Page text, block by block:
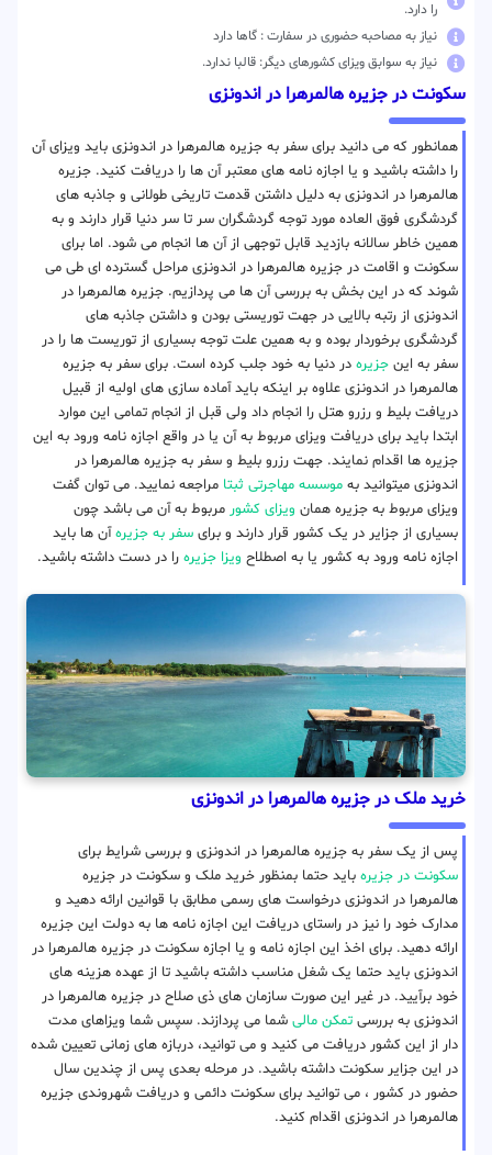
را دارد.
نیاز به مصاحبه حضوری در سفارت : گاها دارد
نیاز به سوابق ویزای کشورهای دیگر: قالبا ندارد.
سکونت در جزیره هالمرهرا در اندونزی
همانطور که می دانید برای سفر به جزیره هالمرهرا در اندونزی باید ویزای آن
را داشته باشید و یا اجازه نامه های معتبر آن ها را دریافت کنید. جزیره
هالمرهرا در اندونزی به دلیل داشتن قدمت تاریخی طولانی و جاذبه های
گردشگری فوق العاده مورد توجه گردشگران سر تا سر دنیا قرار دارند و به
همین خاطر سالانه بازدید قابل توجهی از آن ها انجام می شود. اما برای
سکونت و اقامت در جزیره هالمرهرا در اندونزی مراحل گسترده ای طی می
شوند که در این بخش به بررسی آن ها می پردازیم. جزیره هالمرهرا در
اندونزی از رتبه بالایی در جهت توریستی بودن و داشتن جاذبه های
گردشگری برخوردار بوده و به همین علت توجه بسیاری از توریست ها را در
سفر به این جزیره در دنیا به خود جلب کرده است. برای سفر به جزیره
هالمرهرا در اندونزی علاوه بر اینکه باید آماده سازی های اولیه از قبیل
دریافت بلیط و رزرو هتل را انجام داد ولی قبل از انجام تمامی این موارد
ابتدا باید برای دریافت ویزای مربوط به آن یا در واقع اجازه نامه ورود به این
جزیره ها اقدام نمایند. جهت رزرو بلیط و سفر به جزیره هالمرهرا در
اندونزی میتوانید به موسسه مهاجرتی ثبتا مراجعه نمایید. می توان گفت
ویزای مربوط به جزیره همان ویزای کشور مربوط به آن می باشد چون
بسیاری از جزایر در یک کشور قرار دارند و برای سفر به جزیرهآن ها باید
اجازه نامه ورود به کشور یا به اصطلاح ویزا جزیره را در دست داشته باشید.
خرید ملک در جزیره هالمرهرا در اندونزی
پس از یک سفر به جزیره هالمرهرا در اندونزی و بررسی شرایط برای
سکونت در جزیره باید حتما بمنظور خرید ملک و سکونت در جزیره
هالمرهرا در اندونزی درخواست های رسمی مطابق با قوانین ارائه دهید و
مدارک خود را نیز در راستای دریافت این اجازه نامه ها به دولت این جزیره
ارائه دهید. برای اخذ این اجازه نامه و یا اجازه سکونت در جزیره هالمرهرا در
اندونزی باید حتما یک شغل مناسب داشته باشید تا از عهده هزینه های
خود برآیید. در غیر این صورت سازمان های ذی صلاح در جزیره هالمرهرا در
اندونزی به بررسی تمکن مالی شما می پردازند. سپس شما ویزاهای مدت
دار از این کشور دریافت می کنید و می توانید، دربازه های زمانی تعیین شده
در این جزایر سکونت داشته باشید. در مرحله بعدی پس از چندین سال
حضور در کشور ، می توانید برای سکونت دائمی و دریافت شهروندی جزیره
هالمرهرا در اندونزی اقدام کنید.